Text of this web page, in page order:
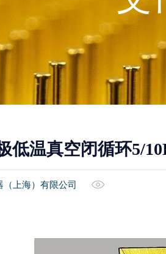
台
MPI手动直流射频晶圆级探针台
MPI全自动直流射频晶圆级探针
MPI高功率直流射频晶圆级探
MPI射频探针
MPI全自动KGD系统
MPI全自动分选机
外置探针冷热台
扫描电镜冷热台
英铂携手MPI推出的PCB探针台助力微软开发下一代人工智能芯
有测试类型：直流测试、射频测
测试、极低温磁场测试、ESD/
低温真空闭循环5/
（上海）有限公司